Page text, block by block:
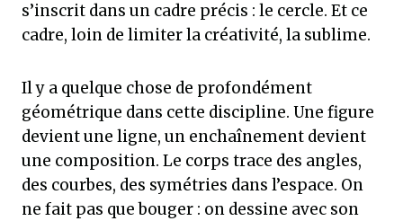
s’inscrit dans un cadre précis : le cercle. Et ce
cadre, loin de limiter la créativité, la sublime.
Il y a quelque chose de profondément
géométrique dans cette discipline. Une figure
devient une ligne, un enchaînement devient
une composition. Le corps trace des angles,
des courbes, des symétries dans l’espace. On
ne fait pas que bouger : on dessine avec son